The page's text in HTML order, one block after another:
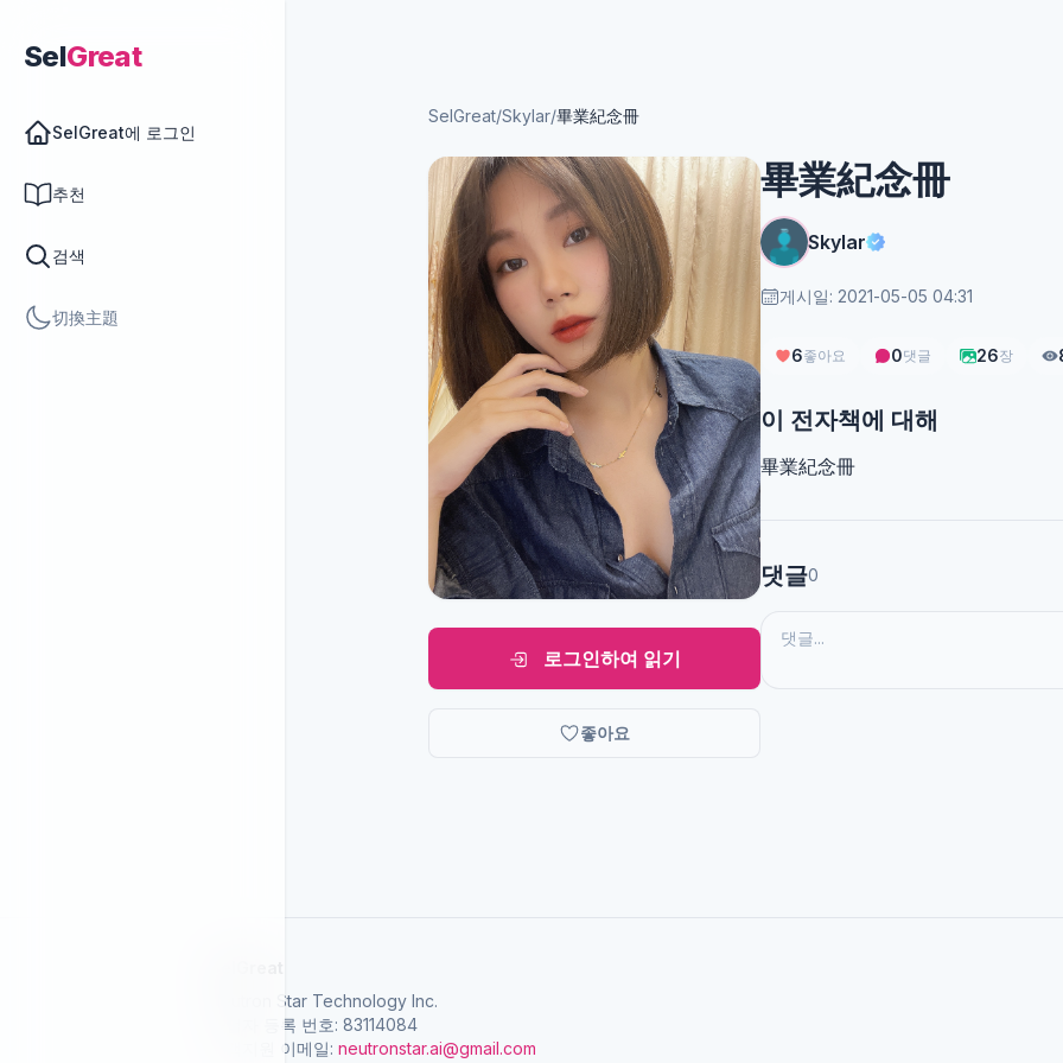
SelGreat
SelGreat에 로그인
추천
검색
切換主題
SelGreat/Skylar/畢業紀念冊
로그인하여 읽기
좋아요
畢業紀念冊
Skylar
게시일: 2021-05-05 04:31
6좋아요 0댓글 26장
이 전자책에 대해
畢業紀念冊
댓글0
Neutron Star Technology Inc.
사업자 등록 번호: 83114084
고객지원 이메일: neutronstar.ai@gmail.com